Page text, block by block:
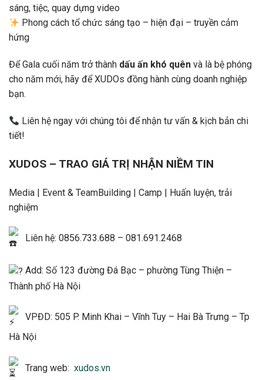
sáng, tiệc, quay dựng video
Phong cách tổ chức sáng tạo – hiện đại – truyền cảm
hứng
Để Gala cuối năm trở thành dấu ấn khó quên và là bệ phóng
cho năm mới, hãy để XUDOs đồng hành cùng doanh nghiệp
bạn.
Liên hệ ngay với chúng tôi để nhận tư vấn & kịch bản chi
tiết!
XUDOS – TRAO GIÁ TRỊ NHẬN NIỀM TIN
Media | Event & TeamBuilding | Camp | Huấn luyện, trải
nghiệm
Liên hệ: 0856.733.688 – 081.691.2468
Add: Số 123 đường Đá Bạc – phường Tùng Thiện –
Thành phố Hà Nội
VPĐD: 505 P. Minh Khai – Vĩnh Tuy – Hai Bà Trưng – Tp
Hà Nội
Trang web: xudos.vn